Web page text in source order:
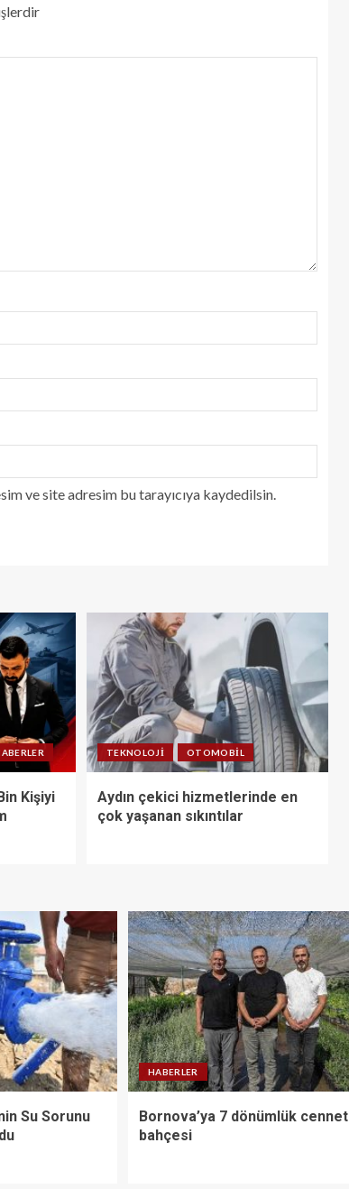
ve site adresim bu tarayıcıya kaydedilsin.
Kişiyi
TEKNOLOJI OTOMOBIL
Aydın çekici hizmetlerinde en
çok yaşanan sıkıntılar
Su Sorunu
HABERLER
Bornova’ya 7 dönümlük cennet
bahçesi